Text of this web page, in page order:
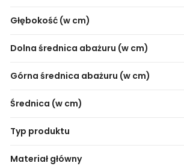
Głębokość (w cm)
Dolna średnica abażuru (w cm)
Górna średnica abażuru (w cm)
Średnica (w cm)
Typ produktu
Materiał główny